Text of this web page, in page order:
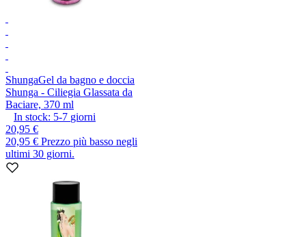
ShungaGel da bagno e doccia
Shunga - Ciliegia Glassata da
Baciare, 370 ml
In stock: 5-7 giorni
20,95 €
20,95 € Prezzo più basso negli
ultimi 30 giorni.